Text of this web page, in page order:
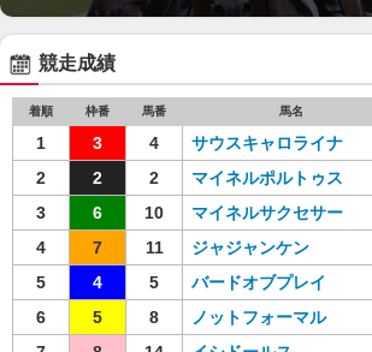
競走成績
着順 枠番 馬番 馬名
1 3 4 サウスキャロライナ
2
2 2 マイネルポルトゥス
3
6 10 マイネルサクセサー
4
7 11 ジャジャンケン
5
4 5 バードオブプレイ
6
5 8 ノットフォーマル